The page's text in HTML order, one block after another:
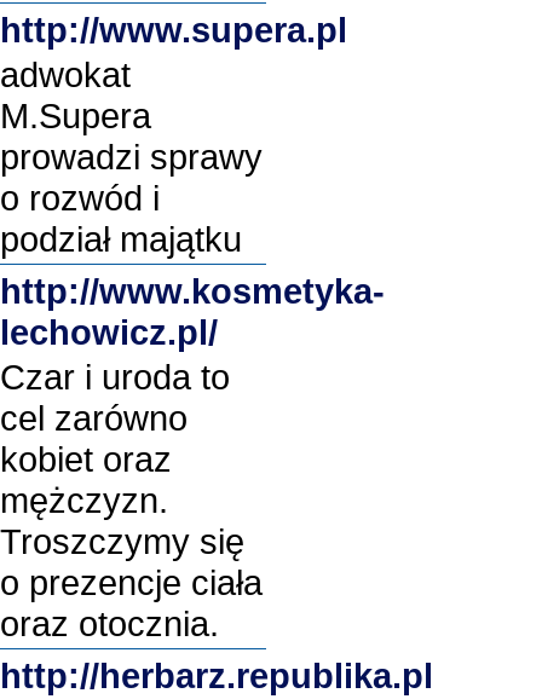
http://www.supera.pl
adwokat
M.Supera
prowadzi sprawy
o rozwód i
podział majątku
http://www.kosmetyka-
lechowicz.pl/
Czar i uroda to
cel zarówno
kobiet oraz
mężczyzn.
Troszczymy się
o prezencje ciała
oraz otocznia.
http://herbarz.republika.pl